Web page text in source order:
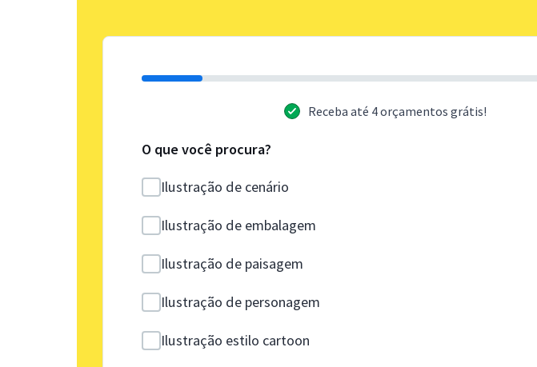
Receba até 4 orçamentos grátis!
O que você procura?
Ilustração de cenário
Ilustração de embalagem
Ilustração de paisagem
Ilustração de personagem
Ilustração estilo cartoon